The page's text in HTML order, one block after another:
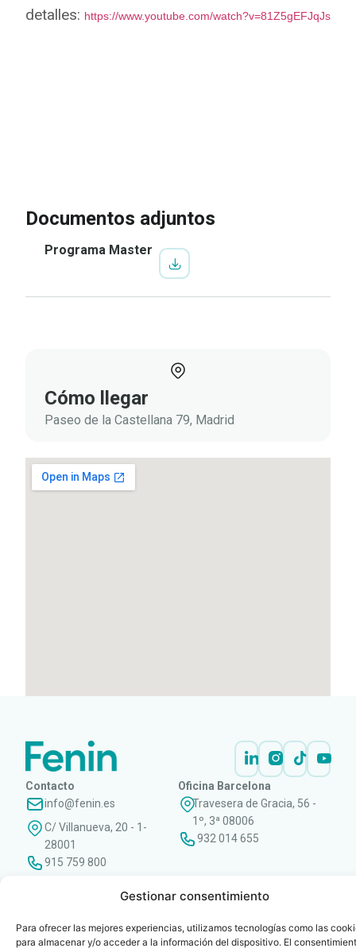
Gestionar consentimiento
Para ofrecer las mejores experiencias, utilizamos tecnologías como las
para almacenar y/o acceder a la información del dispositivo. El
detalles: https://www.youtube.com/watch?v=81Z5gEFJqJs
Documentos adjuntos
Programa Master
Cómo llegar
Paseo de la Castellana 79, Madrid
Contacto
info@fenin.es
C/ Villanueva, 20 - 1-
28001
915 759 800
Oficina Barcelona
Travesera de Gracia, 56 -
1º, 3ª 08006
932 014 655
Todos los derechos
de
legalde